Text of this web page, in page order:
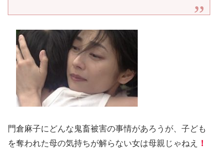
門倉麻子にどんな鬼畜被害の事情があろうが、子ども
を奪われた母の気持ちが解らない女は母親じゃねえ
！